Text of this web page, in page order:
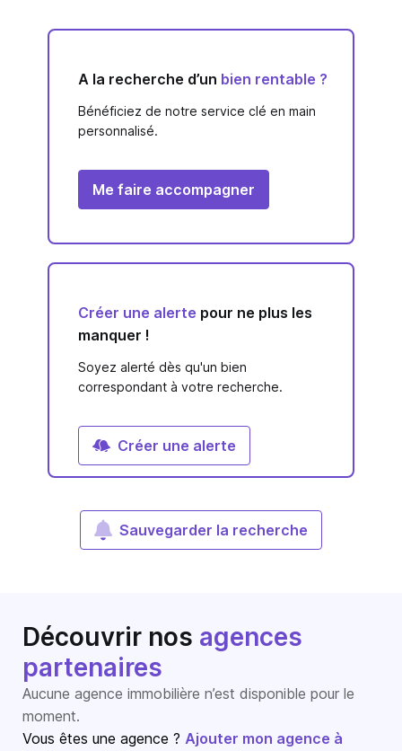
A la recherche d’un bien rentable ?
Bénéficiez de notre service clé en main
personnalisé.
Me faire accompagner
Créer une alerte pour ne plus les
manquer !
Soyez alerté dès qu'un bien
correspondant à votre recherche.
Créer une alerte
Sauvegarder la recherche
Découvrir nos agences
partenaires
Aucune agence immobilière n’est disponible pour le
moment.
Vous êtes une agence ? Ajouter mon agence à